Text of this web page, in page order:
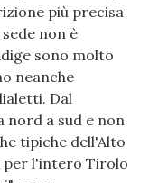
più precisa
non è
sono molto
neanche
Dal
nord a sud e non
tipiche dell'Alto
per l'intero Tirolo